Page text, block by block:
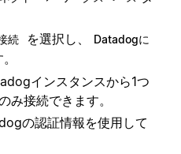
続 を選択し、
Datadogに
インスタンスから1つ
み接続できます。
の認証情報を使用して